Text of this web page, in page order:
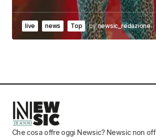
live news Top bynewsic_redazione
Che cosa offre oggi Newsic? Newsic non